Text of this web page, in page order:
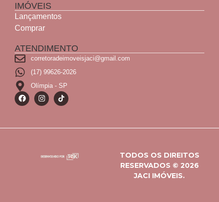
IMÓVEIS
Lançamentos
Comprar
ATENDIMENTO
corretoradeimoveisjaci@gmail.com
(17) 99626-2026
Olímpia - SP
TODOS OS DIREITOS
RESERVADOS © 2026
JACI IMÓVEIS.